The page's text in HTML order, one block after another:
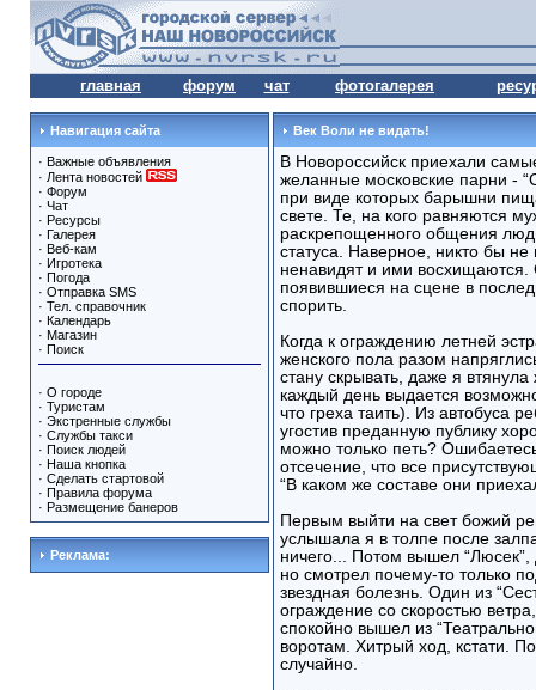
главная форум чат фотогалерея
Навигация сайта
· Важные объявления
· Лента новостей
· Форум
· Чат
· Ресурсы
· Галерея
· Веб-кам
· Игротека
· Погода
· Отправка SMS
· Тел. справочник
· Календарь
· Магазин
· Поиск
· О городе
· Туристам
· Экстренные службы
· Службы такси
· Поиск людей
· Наша кнопка
· Сделать стартовой
· Правила форума
· Размещение банеров
Реклама:
Век Воли не видать!
В Новороссийск приехали
желанные московские парни -
при виде которых барышни
свете. Те, на кого равняются
раскрепощенного общения
статуса. Наверное, никто бы
ненавидят и ими
появившиеся на сцене в
cпорить.
Когда к ограждению летней
женского пола разом
стану скрывать, даже я втянула
каждый день выдается
что греха таить). Из автобуса
угостив преданную публику
можно только петь?
отсечение, что все
“В каком же составе они
Первым выйти на свет божий
услышала я в толпе после
ничего... Потом вышел
но смотрел почему-то только
звездная болезнь. Один из
ограждение со скоростью
спокойно вышел из
воротам. Хитрый ход, кстати.
случайно.